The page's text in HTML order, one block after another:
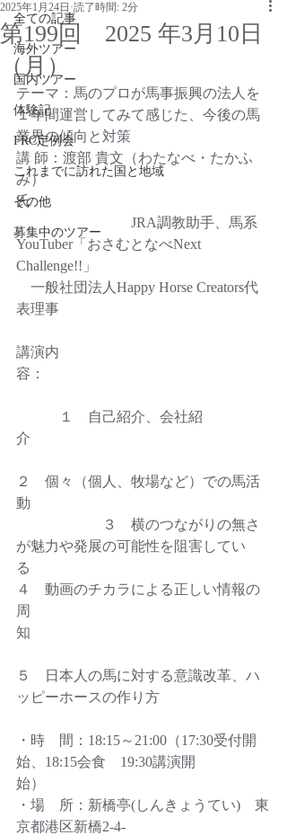
全ての記事
海外ツアー
国内ツアー
体験記
FRC定例会
これまでに訪れた国と地域
その他
募集中のツアー
第199回 2025 年3月10日
（月）
2025年1月24日 読了時間: 2分
テーマ：馬のプロが馬事振興の法人を
１年間運営してみて感じた、今後の馬
業界の傾向と対策
講 師：渡部 貴文（わたなべ・たかふ
み）
氏
JRA調教助手、馬系
YouTuber「おさむとなべNext
Challenge!!」
一般社団法人Happy Horse Creators代
表理事
講演内
容：
１　自己紹介、会社紹
介
２　個々（個人、牧場など）での馬活
動
３　横のつながりの無さ
が魅力や発展の可能性を阻害してい
る
４　動画のチカラによる正しい情報の
周
知
５　日本人の馬に対する意識改革、ハ
ッピーホースの作り方
・時　間：18:15～21:00（17:30受付開
始、18:15会食　19:30講演開
始）
・場　所：新橋亭(しんきょうてい)　東
京都港区新橋2-4-